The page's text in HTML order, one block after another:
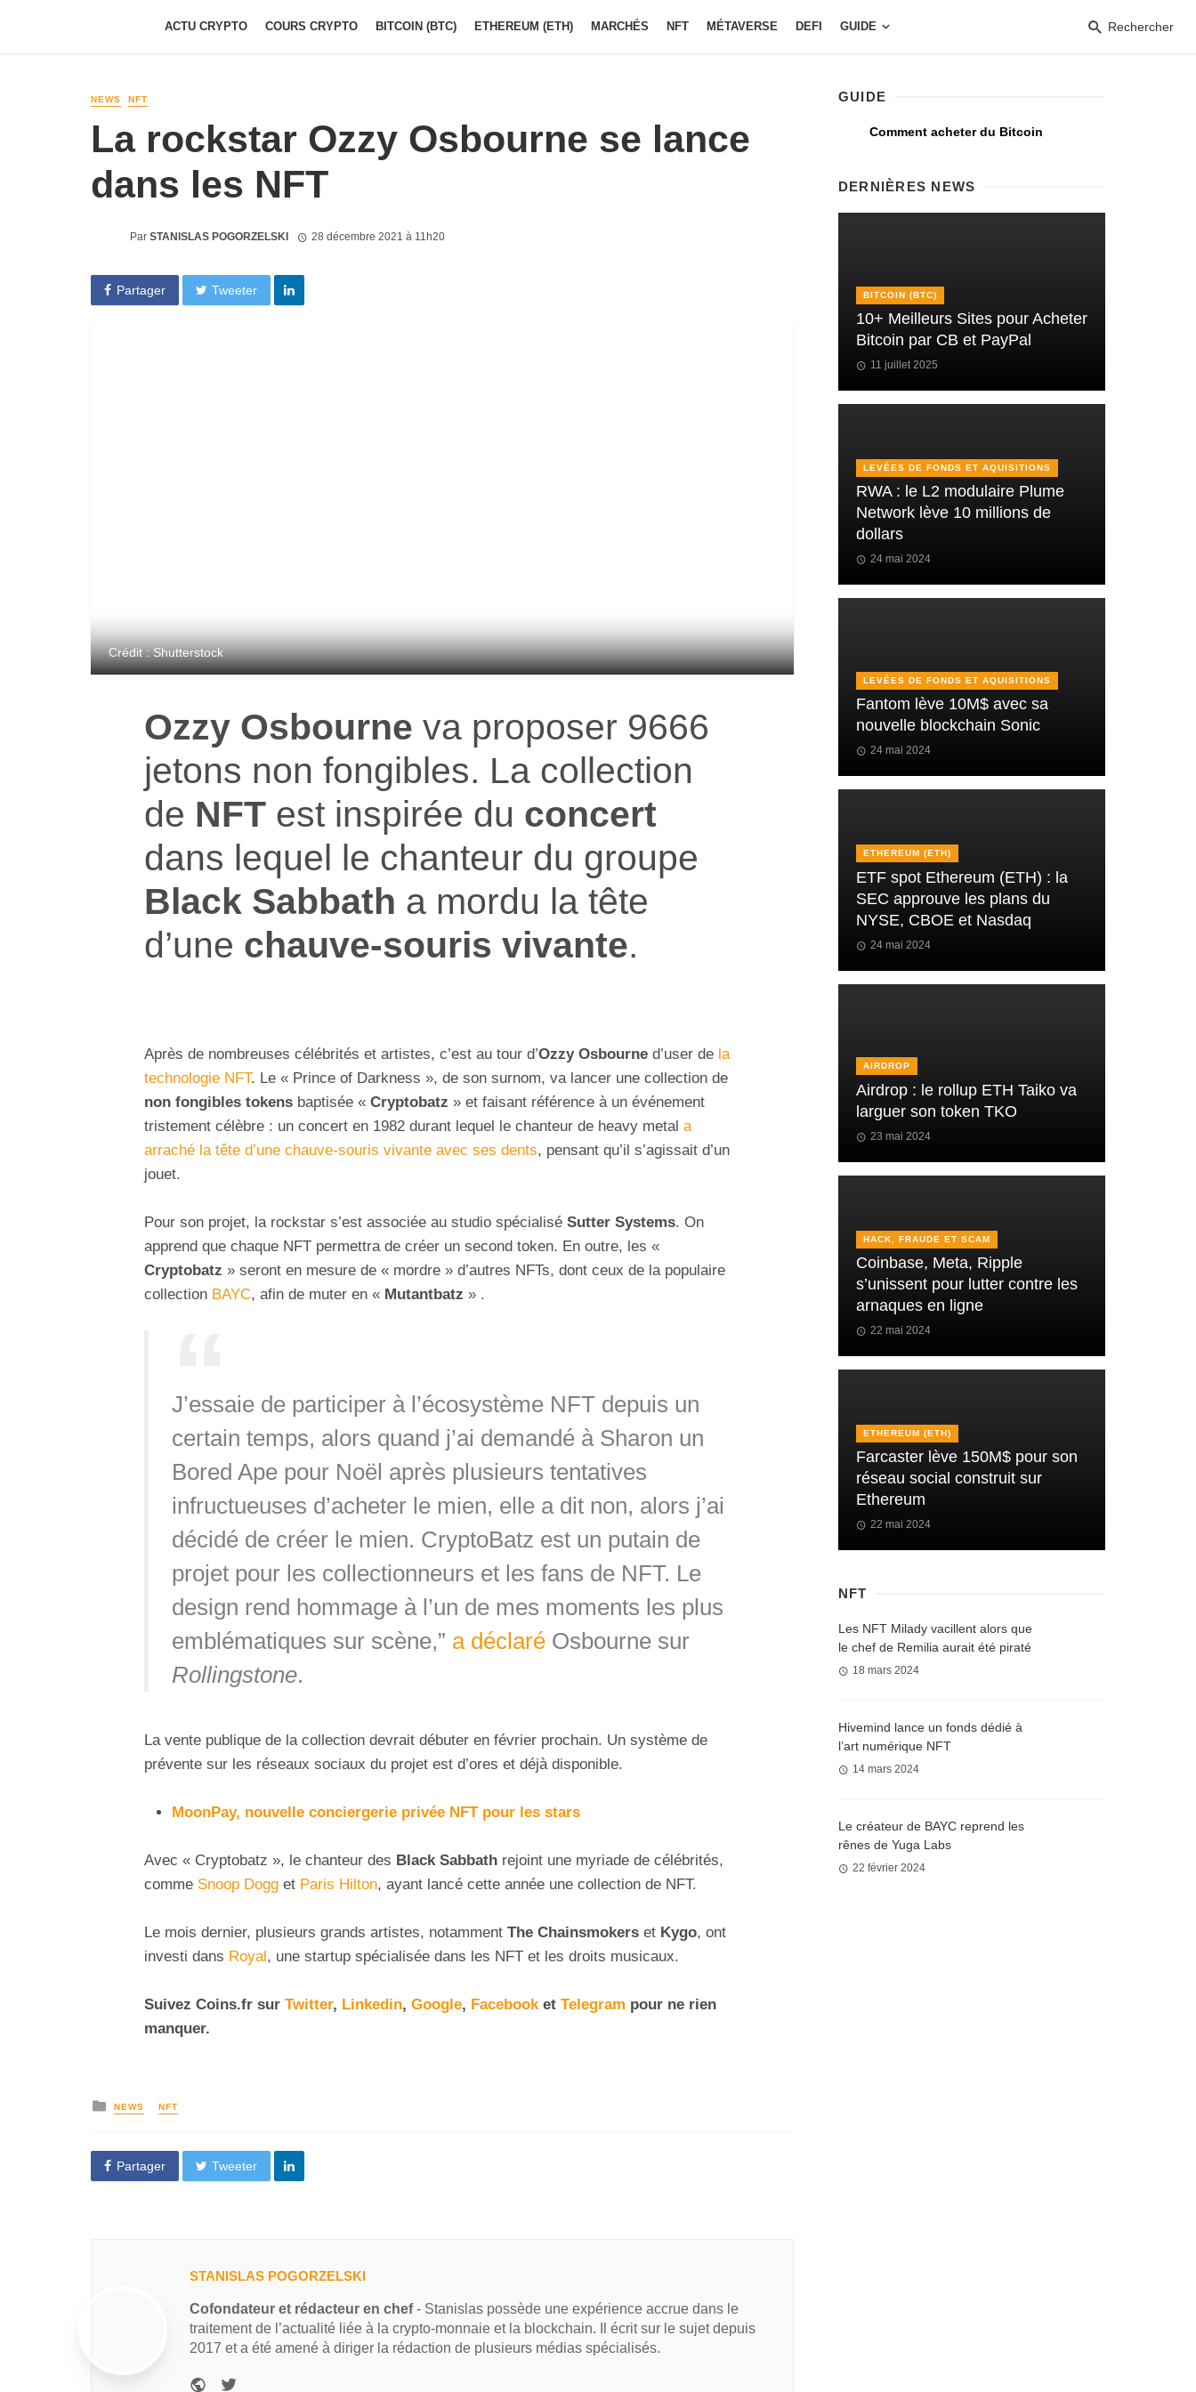
ACTU CRYPTO COURS CRYPTO BITCOIN (BTC) ETHEREUM (ETH) MARCHÉS NFT MÉTAVERSE DEFI GUIDE Rechercher
NEWS NFT
La rockstar Ozzy Osbourne se lance
dans les NFT
Par STANISLAS POGORZELSKI 28 décembre 2021 à 11h20
Partager Tweeter
Crédit : Shutterstock
Ozzy Osbourne va proposer 9666
jetons non fongibles. La collection
de NFT est inspirée du concert
dans lequel le chanteur du groupe
Black Sabbath a mordu la tête
d’une chauve-souris vivante.
Après de nombreuses célébrités et artistes, c’est au tour d’Ozzy Osbourne d’user de la
technologie NFT. Le « Prince of Darkness », de son surnom, va lancer une collection de
non fongibles tokens baptisée « Cryptobatz » et faisant référence à un événement
tristement célèbre : un concert en 1982 durant lequel le chanteur de heavy metal a
arraché la tête d’une chauve-souris vivante avec ses dents, pensant qu’il s’agissait d’un
jouet.
Pour son projet, la rockstar s’est associée au studio spécialisé Sutter Systems. On
apprend que chaque NFT permettra de créer un second token. En outre, les «
Cryptobatz » seront en mesure de « mordre » d’autres NFTs, dont ceux de la populaire
collection BAYC, afin de muter en « Mutantbatz » .
J’essaie de participer à l’écosystème NFT depuis un
certain temps, alors quand j’ai demandé à Sharon un
Bored Ape pour Noël après plusieurs tentatives
infructueuses d’acheter le mien, elle a dit non, alors j’ai
décidé de créer le mien. CryptoBatz est un putain de
projet pour les collectionneurs et les fans de NFT. Le
design rend hommage à l’un de mes moments les plus
emblématiques sur scène,” a déclaréOsbourne sur
Rollingstone.
La vente publique de la collection devrait débuter en février prochain. Un système de
prévente sur les réseaux sociaux du projet est d’ores et déjà disponible.
MoonPay, nouvelle conciergerie privée NFT pour les stars
Avec « Cryptobatz », le chanteur des Black Sabbath rejoint une myriade de célébrités,
comme Snoop Dogg et Paris Hilton, ayant lancé cette année une collection de NFT.
Le mois dernier, plusieurs grands artistes, notamment The Chainsmokers et Kygo, ont
investi dans Royal , une startup spécialisée dans les NFT et les droits musicaux.
Suivez Coins.fr sur Twitter, Linkedin, Google, Facebooket Telegram pour ne rien
manquer.
NEWS NFT
Partager Tweeter
STANISLAS POGORZELSKI
Cofondateur et rédacteur en chef- Stanislas possède une expérience accrue dans le
traitement de l’actualité liée à la crypto-monnaie et la blockchain. Il écrit sur le sujet depuis
2017 et a été amené à diriger la rédaction de plusieurs médias spécialisés.
GUIDE
Comment acheter du Bitcoin
DERNIÈRES NEWS
BITCOIN (BTC)
10+ Meilleurs Sites pour Acheter
Bitcoin par CB et PayPal
11 juillet 2025
LEVÉES DE FONDS ET AQUISITIONS
RWA : le L2 modulaire Plume
Network lève 10 millions de
dollars
24 mai 2024
LEVÉES DE FONDS ET AQUISITIONS
Fantom lève 10M$ avec sa
nouvelle blockchain Sonic
24 mai 2024
ETHEREUM (ETH)
ETF spot Ethereum (ETH) : la
SEC approuve les plans du
NYSE, CBOE et Nasdaq
24 mai 2024
AIRDROP
Airdrop : le rollup ETH Taiko va
larguer son token TKO
23 mai 2024
HACK, FRAUDE ET SCAM
Coinbase, Meta, Ripple
s’unissent pour lutter contre les
arnaques en ligne
22 mai 2024
ETHEREUM (ETH)
Farcaster lève 150M$ pour son
réseau social construit sur
Ethereum
22 mai 2024
NFT
Les NFT Milady vacillent alors que
le chef de Remilia aurait été piraté
18 mars 2024
Hivemind lance un fonds dédié à
l’art numérique NFT
14 mars 2024
Le créateur de BAYC reprend les
rênes de Yuga Labs
22 février 2024